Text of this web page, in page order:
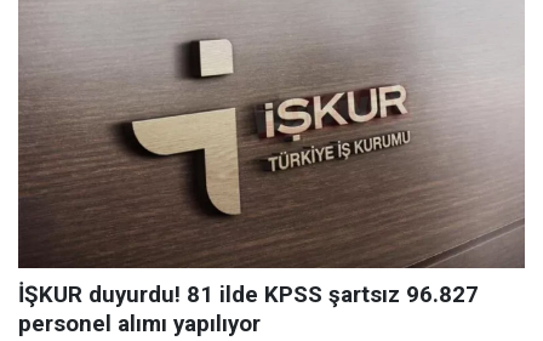
İŞKUR duyurdu! 81 ilde KPSS şartsız 96.827
personel alımı yapılıyor